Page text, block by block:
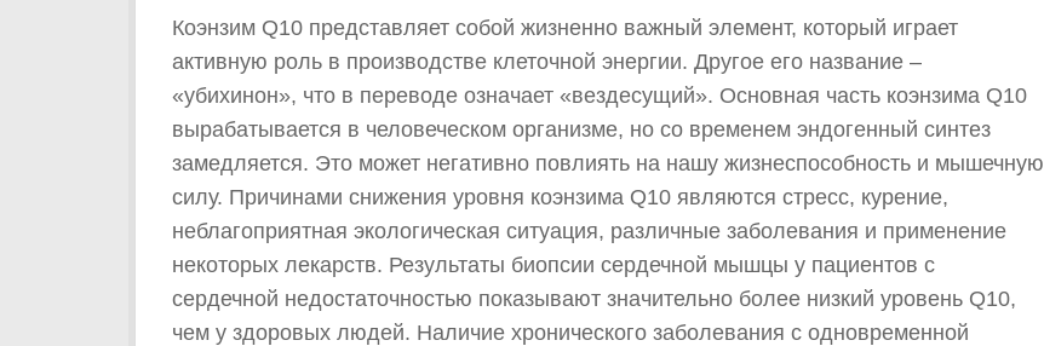
Коэнзим Q10 представляет собой жизненно важный элемент, который играет
активную роль в производстве клеточной энергии. Другое его название –
«убихинон», что в переводе означает «вездесущий». Основная часть коэнзима Q10
вырабатывается в человеческом организме, но со временем эндогенный синтез
замедляется. Это может негативно повлиять на нашу жизнеспособность и мышечную
силу. Причинами снижения уровня коэнзима Q10 являются стресс, курение,
неблагоприятная экологическая ситуация, различные заболевания и применение
некоторых лекарств. Результаты биопсии сердечной мышцы у пациентов с
сердечной недостаточностью показывают значительно более низкий уровень Q10,
чем у здоровых людей. Наличие хронического заболевания с одновременной